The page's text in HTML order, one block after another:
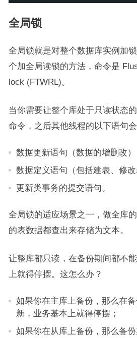
全局锁
全局锁就是对整个数据库实例加
个加全局读锁的方法，命令是
lock (FTWRL)。
当你需要让整个库处于只读状态
命令，之后其他线程的以下语句会
数据更新语句（数据的增删改）
数据定义语句（包括建表、修改
更新类事务的提交语句。
全局锁的适应场景之一，做全库
的表数据都查出来存储为文本。
让整库都只读，在备份期间都不
上就得停摆。这怎么办？
如果你在主库上备份，那么在
新，业务基本上就得停摆；
如果你在从库上备份，那么备